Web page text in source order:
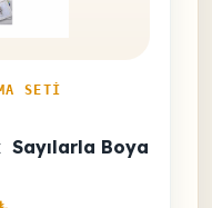
SETI
Sayılarla Boyama